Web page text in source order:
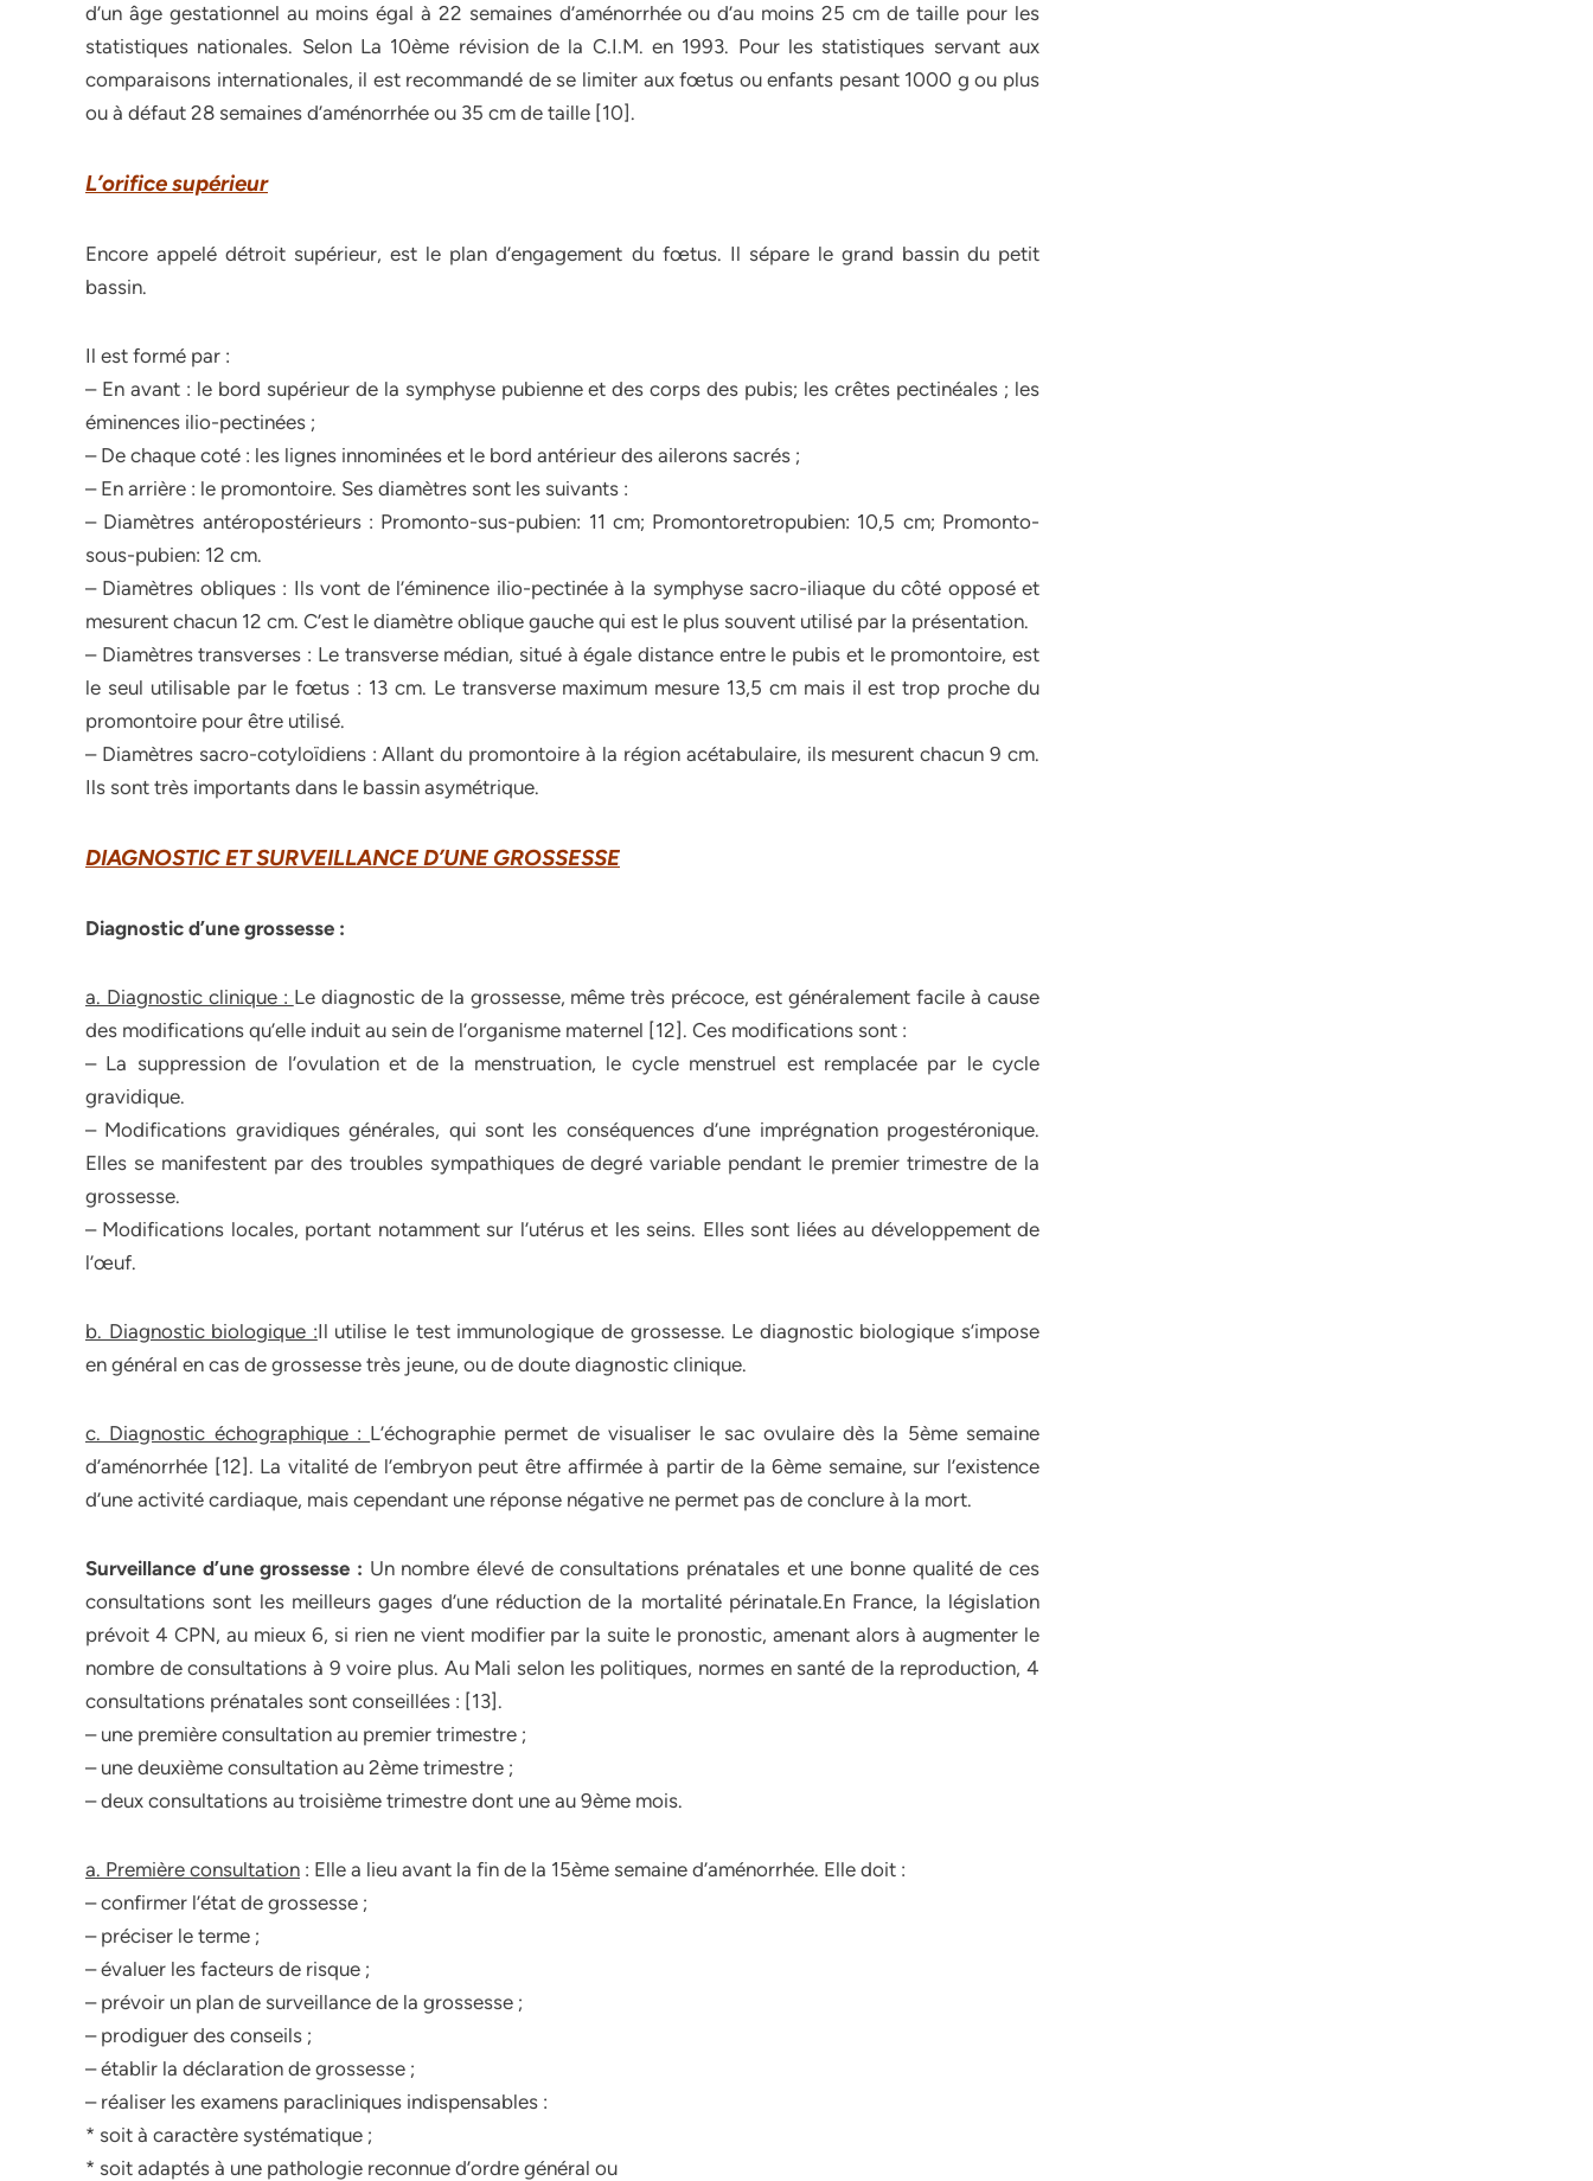
d’un âge gestationnel au moins égal à 22 semaines d’aménorrhée ou d’au moins 25 cm de taille pour les
statistiques nationales. Selon La 10ème révision de la C.I.M. en 1993. Pour les statistiques servant aux
comparaisons internationales, il est recommandé de se limiter aux fœtus ou enfants pesant 1000 g ou plus
ou à défaut 28 semaines d’aménorrhée ou 35 cm de taille [10].
L’orifice supérieur
Encore appelé détroit supérieur, est le plan d’engagement du fœtus. Il sépare le grand bassin du petit
bassin.
Il est formé par :
– En avant : le bord supérieur de la symphyse pubienne et des corps des pubis; les crêtes pectinéales ; les
éminences ilio-pectinées ;
– De chaque coté : les lignes innominées et le bord antérieur des ailerons sacrés ;
– En arrière : le promontoire. Ses diamètres sont les suivants :
– Diamètres antéropostérieurs : Promonto-sus-pubien: 11 cm; Promontoretropubien: 10,5 cm; Promonto-
sous-pubien: 12 cm.
– Diamètres obliques : Ils vont de l’éminence ilio-pectinée à la symphyse sacro-iliaque du côté opposé et
mesurent chacun 12 cm. C’est le diamètre oblique gauche qui est le plus souvent utilisé par la présentation.
– Diamètres transverses : Le transverse médian, situé à égale distance entre le pubis et le promontoire, est
le seul utilisable par le fœtus : 13 cm. Le transverse maximum mesure 13,5 cm mais il est trop proche du
promontoire pour être utilisé.
– Diamètres sacro-cotyloïdiens : Allant du promontoire à la région acétabulaire, ils mesurent chacun 9 cm.
Ils sont très importants dans le bassin asymétrique.
DIAGNOSTIC ET SURVEILLANCE D’UNE GROSSESSE
Diagnostic d’une grossesse :
a. Diagnostic clinique : Le diagnostic de la grossesse, même très précoce, est généralement facile à cause
des modifications qu’elle induit au sein de l’organisme maternel [12]. Ces modifications sont :
– La suppression de l’ovulation et de la menstruation, le cycle menstruel est remplacée par le cycle
gravidique.
– Modifications gravidiques générales, qui sont les conséquences d’une imprégnation progestéronique.
Elles se manifestent par des troubles sympathiques de degré variable pendant le premier trimestre de la
grossesse.
– Modifications locales, portant notamment sur l’utérus et les seins. Elles sont liées au développement de
l’œuf.
b. Diagnostic biologique :Il utilise le test immunologique de grossesse. Le diagnostic biologique s’impose
en général en cas de grossesse très jeune, ou de doute diagnostic clinique.
c. Diagnostic échographique : L’échographie permet de visualiser le sac ovulaire dès la 5ème semaine
d’aménorrhée [12]. La vitalité de l’embryon peut être affirmée à partir de la 6ème semaine, sur l’existence
d’une activité cardiaque, mais cependant une réponse négative ne permet pas de conclure à la mort.
Surveillance d’une grossesse : Un nombre élevé de consultations prénatales et une bonne qualité de ces
consultations sont les meilleurs gages d’une réduction de la mortalité périnatale.En France, la législation
prévoit 4 CPN, au mieux 6, si rien ne vient modifier par la suite le pronostic, amenant alors à augmenter le
nombre de consultations à 9 voire plus. Au Mali selon les politiques, normes en santé de la reproduction, 4
consultations prénatales sont conseillées : [13].
– une première consultation au premier trimestre ;
– une deuxième consultation au 2ème trimestre ;
– deux consultations au troisième trimestre dont une au 9ème mois.
a. Première consultation : Elle a lieu avant la fin de la 15ème semaine d’aménorrhée. Elle doit :
– confirmer l’état de grossesse ;
– préciser le terme ;
– évaluer les facteurs de risque ;
– prévoir un plan de surveillance de la grossesse ;
– prodiguer des conseils ;
– établir la déclaration de grossesse ;
– réaliser les examens paracliniques indispensables :
* soit à caractère systématique ;
* soit adaptés à une pathologie reconnue d’ordre général ou